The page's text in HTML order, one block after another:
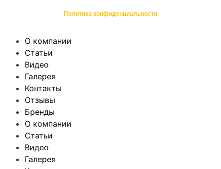
Политика конфиденциальности
О компании
Статьи
Видео
Галерея
Контакты
Отзывы
Бренды
О компании
Статьи
Видео
Галерея